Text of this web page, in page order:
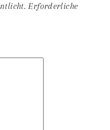
Erforderliche